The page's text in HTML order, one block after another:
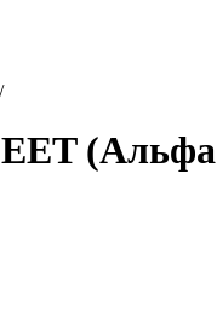
/